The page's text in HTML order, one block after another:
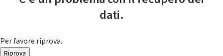
dati.
Per favore riprova.
Riprova